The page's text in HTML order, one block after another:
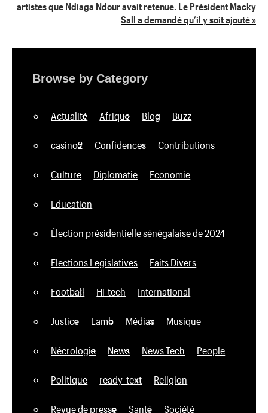
artistes que Ndiaga Ndour avait retenue. Le Président Macky
Sall a demandé qu’il y soit ajouté »
Browse by Category
Actualité Afrique Blog Buzz
casino2 Confidences Contributions
Culture Diplomatie Economie
Education
Élection présidentielle sénégalaise de 2024
Elections Legislatives Faits Divers
Football Hi-tech International
Justice Lamb Médias Musique
Nécrologie News News Tech People
Politique ready_text Religion
Revue de presse Santé Société